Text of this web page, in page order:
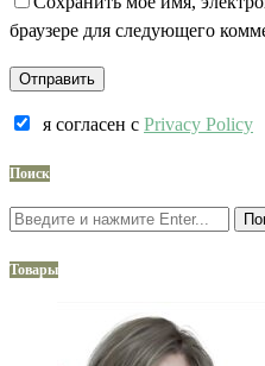
браузере для следующего
я согласен c Privacy Policy
Поиск
Товары